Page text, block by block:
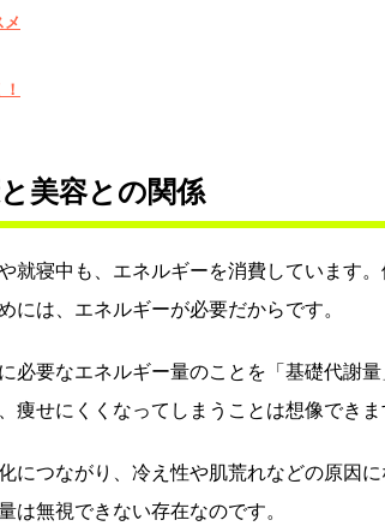
美容との関係
就寝中も、エネルギーを消費しています
には、エネルギーが必要だからです。
必要なエネルギー量のことを「基礎代謝
痩せにくくなってしまうことは想像できま
につながり、冷え性や肌荒れなどの原因
は無視できない存在なのです。